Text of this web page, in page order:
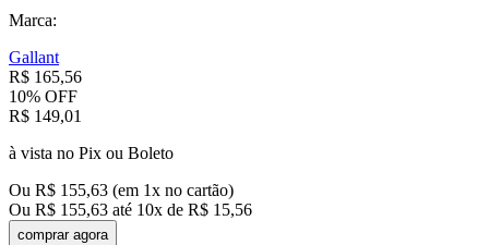
Marca:
Gallant
R$ 165,56
10% OFF
R$ 149,01
à vista no Pix ou Boleto
Ou R$ 155,63 (em 1x no cartão)
Ou R$ 155,63 até 10x de R$ 15,56
comprar agora